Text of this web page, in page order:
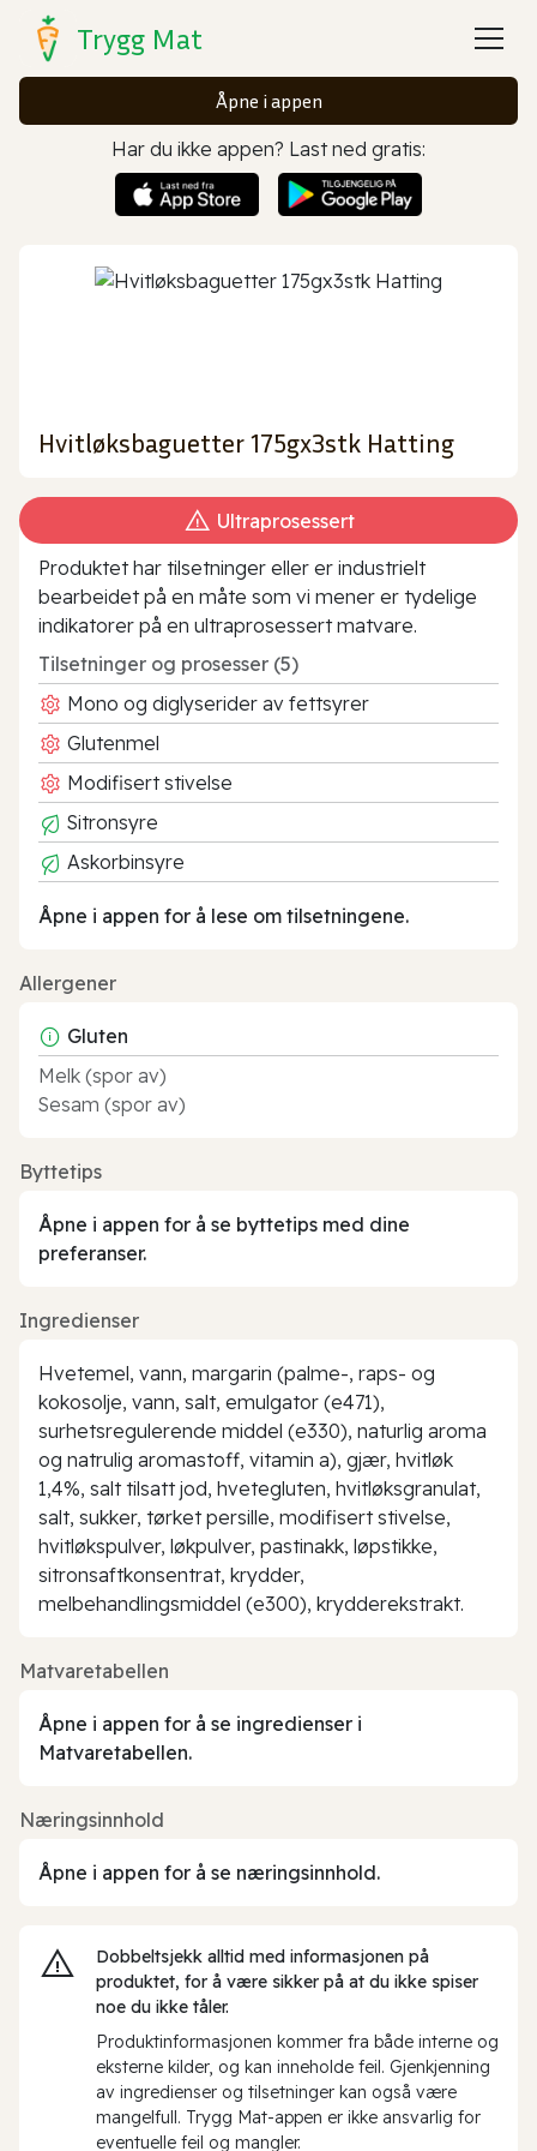
Trygg Mat
Åpne i appen
Har du ikke appen? Last ned gratis:
Hvitløksbaguetter 175gx3stk Hatting
Ultraprosessert
Produktet har tilsetninger eller er industrielt
bearbeidet på en måte som vi mener er tydelige
indikatorer på en ultraprosessert matvare.
Tilsetninger og prosesser (5)
Mono og diglyserider av fettsyrer
Glutenmel
Modifisert stivelse
Sitronsyre
Askorbinsyre
Åpne i appen for å lese om tilsetningene.
Allergener
Gluten
Melk (spor av)
Sesam (spor av)
Byttetips
Åpne i appen for å se byttetips med dine
preferanser.
Ingredienser
Hvetemel, vann, margarin (palme-, raps- og
kokosolje, vann, salt, emulgator (e471),
surhetsregulerende middel (e330), naturlig aroma
og natrulig aromastoff, vitamin a), gjær, hvitløk
1,4%, salt tilsatt jod, hvetegluten, hvitløksgranulat,
salt, sukker, tørket persille, modifisert stivelse,
hvitløkspulver, løkpulver, pastinakk, løpstikke,
sitronsaftkonsentrat, krydder,
melbehandlingsmiddel (e300), krydderekstrakt.
Matvaretabellen
Åpne i appen for å se ingredienser i
Matvaretabellen.
Næringsinnhold
Åpne i appen for å se næringsinnhold.
Dobbeltsjekk alltid med informasjonen på
produktet, for å være sikker på at du ikke spiser
noe du ikke tåler.
Produktinformasjonen kommer fra både interne og
eksterne kilder, og kan inneholde feil. Gjenkjenning
av ingredienser og tilsetninger kan også være
mangelfull. Trygg Mat-appen er ikke ansvarlig for
eventuelle feil og mangler.